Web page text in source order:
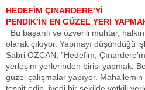
HEDEFİM ÇINARDERE’Yİ
PENDİK’İN EN GÜZEL YERİ
Bu başarılı ve özverili muhtar,
olarak çıkıyor. Yapmayı düşündüğü
Sabri ÖZCAN, ”Hedefim,
yerleşim yerlerinden birisi yapmak.
güzel çalışmalar yapıyor.